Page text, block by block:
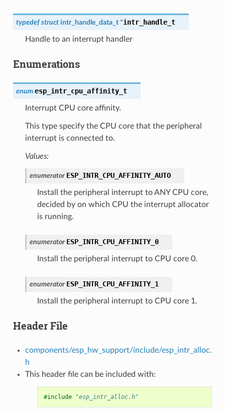
typedef struct intr_handle_data_t *intr_handle_t
Handle to an interrupt handler
Enumerations
enum esp_intr_cpu_affinity_t
Interrupt CPU core affinity.
This type specify the CPU core that the peripheral
interrupt is connected to.
Values:
enumerator ESP_INTR_CPU_AFFINITY_AUTO
Install the peripheral interrupt to ANY CPU core,
decided by on which CPU the interrupt allocator
is running.
enumerator ESP_INTR_CPU_AFFINITY_0
Install the peripheral interrupt to CPU core 0.
enumerator ESP_INTR_CPU_AFFINITY_1
Install the peripheral interrupt to CPU core 1.
Header File
components/esp_hw_support/include/esp_intr_alloc.
h
This header file can be included with:
#include "esp_intr_alloc.h"